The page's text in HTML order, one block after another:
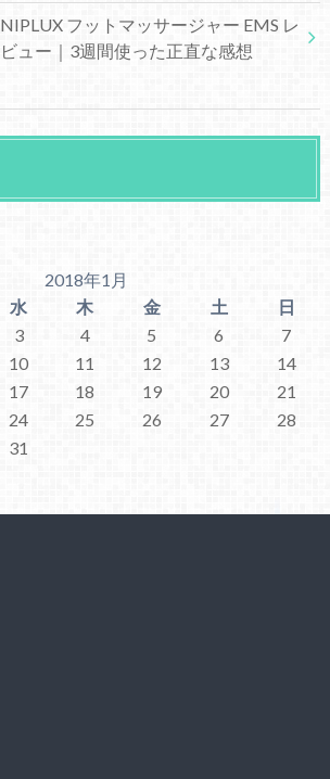
NIPLUX フットマッサージャー EMS レ
ビュー｜3週間使った正直な感想
2018年1月
水 木 金 土
日
3 4 5 6
7
10 11 12 13
14
17 18 19 20
21
24 25 26 27
28
31